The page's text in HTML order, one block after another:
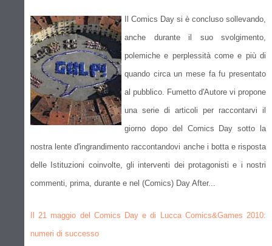
Il Comics Day si è concluso sollevando,
anche durante il suo svolgimento,
polemiche e perplessità come e più di
quando circa un mese fa fu presentato
al pubblico. Fumetto d'Autore vi propone
una serie di articoli per raccontarvi il
giorno dopo del Comics Day sotto la
nostra lente d'ingrandimento raccontandovi anche i botta e risposta
delle Istituzioni coinvolte, gli interventi dei protagonisti e i nostri
commenti, prima, durante e nel (Comics) Day After...
Il 21 maggio del Comics Day e di Lucca Comics&Games 2010:
numeri di successo